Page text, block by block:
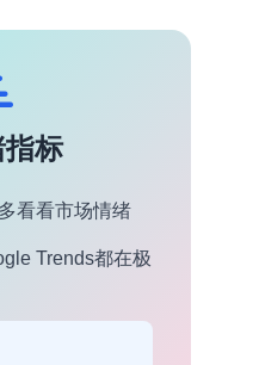
标
看看市场情绪
Trends都在极